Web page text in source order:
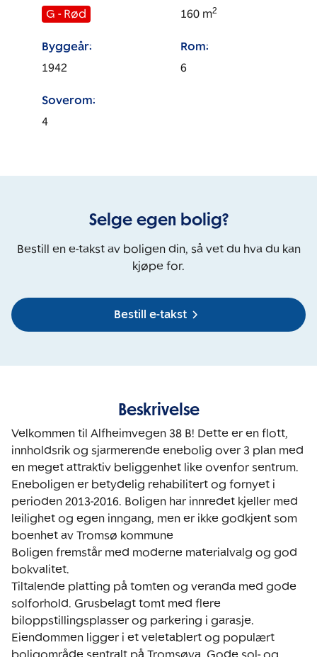
G - Rød
160 m2
Byggeår:
1942
Rom:
6
Soverom:
4
Selge egen bolig?
Bestill en e-takst av boligen din, så vet du hva du kan
kjøpe for.
Bestill e-takst
Beskrivelse
Velkommen til Alfheimvegen 38 B! Dette er en flott,
innholdsrik og sjarmerende enebolig over 3 plan med
en meget attraktiv beliggenhet like ovenfor sentrum.
Eneboligen er betydelig rehabilitert og fornyet i
perioden 2013-2016. Boligen har innredet kjeller med
leilighet og egen inngang, men er ikke godkjent som
boenhet av Tromsø kommune
Boligen fremstår med moderne materialvalg og god
bokvalitet.
Tiltalende platting på tomten og veranda med gode
solforhold. Grusbelagt tomt med flere
biloppstillingsplasser og parkering i garasje.
Eiendommen ligger i et veletablert og populært